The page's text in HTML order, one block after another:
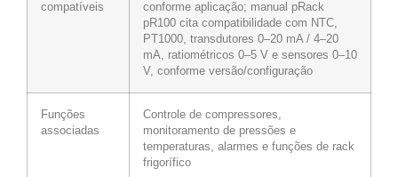
compatíveis
conforme aplicação; manual pRack
pR100 cita compatibilidade com NTC,
PT1000, transdutores 0–20 mA / 4–20
mA, ratiométricos 0–5 V e sensores 0–10
V, conforme versão/configuração
Funções
associadas
Controle de compressores,
monitoramento de pressões e
temperaturas, alarmes e funções de rack
frigorífico